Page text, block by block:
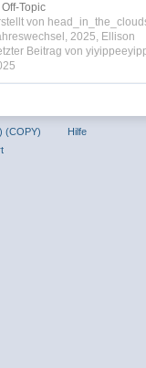
Off-Topic
von
, 2025, Ellison
Beitrag von
(COPY)
Hilfe